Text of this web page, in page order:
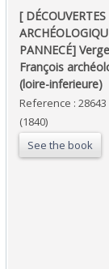
‎[ DÉCOUVERTES
PANNECÉ]
François
(loire-inferieure)‎
Reference : 28643
(1840)
See the book